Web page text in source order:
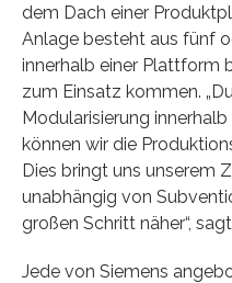
dem Dach einer
Anlage besteht aus fünf
innerhalb einer Plattform
zum Einsatz kommen.
Modularisierung
können wir die
Dies bringt uns unserem
unabhängig von
großen Schritt näher“,
Jede von Siemens